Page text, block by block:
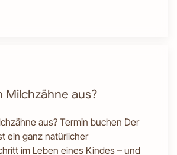
Milchzähne aus?
aus? Termin buchen Der
ein ganz natürlicher
im Leben eines Kindes – und